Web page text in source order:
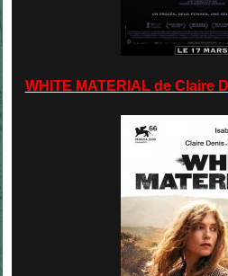
WHITE MATERIAL de Claire